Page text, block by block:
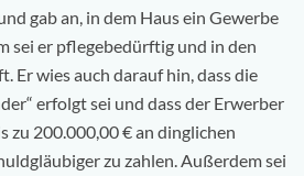
gab an, in dem Haus ein Gewerbe
sei er pflegebedürftig und in den
Er wies auch darauf hin, dass die
erfolgt sei und dass der Erwerber
zu 200.000,00 € an dinglichen
zu zahlen. Außerdem sei